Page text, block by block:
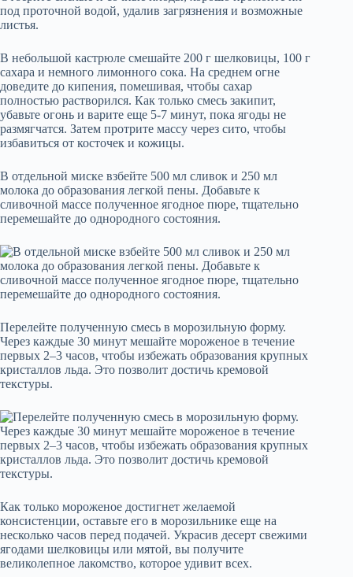
В небольшой кастрюле смешайте 200 г шелковицы, 100 г
сахара и немного лимонного сока. На среднем огне
доведите до кипения, помешивая, чтобы сахар
полностью растворился. Как только смесь закипит,
убавьте огонь и варите еще 5-7 минут, пока ягоды не
размягчатся. Затем протрите массу через сито, чтобы
избавиться от косточек и кожицы.
В отдельной миске взбейте 500 мл сливок и 250 мл
молока до образования легкой пены. Добавьте к
сливочной массе полученное ягодное пюре, тщательно
перемешайте до однородного состояния.
Перелейте полученную смесь в морозильную форму.
Через каждые 30 минут мешайте мороженое в течение
первых 2–3 часов, чтобы избежать образования крупных
кристаллов льда. Это позволит достичь кремовой
текстуры.
Как только мороженое достигнет желаемой
консистенции, оставьте его в морозильнике еще на
несколько часов перед подачей. Украсив десерт свежими
ягодами шелковицы или мятой, вы получите
великолепное лакомство, которое удивит всех.